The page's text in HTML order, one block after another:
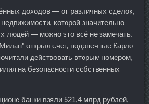
доходов — от различных сделок,
которой значительно
людей — можно это всё не замечать.
открыл счет, подопечные Карло
действовать вторым номером,
на безопасности собственных
банки взяли 521,4 млрд рублей,